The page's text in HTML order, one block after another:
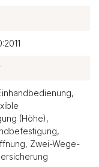
(Höhe),
Zwei-Wege-